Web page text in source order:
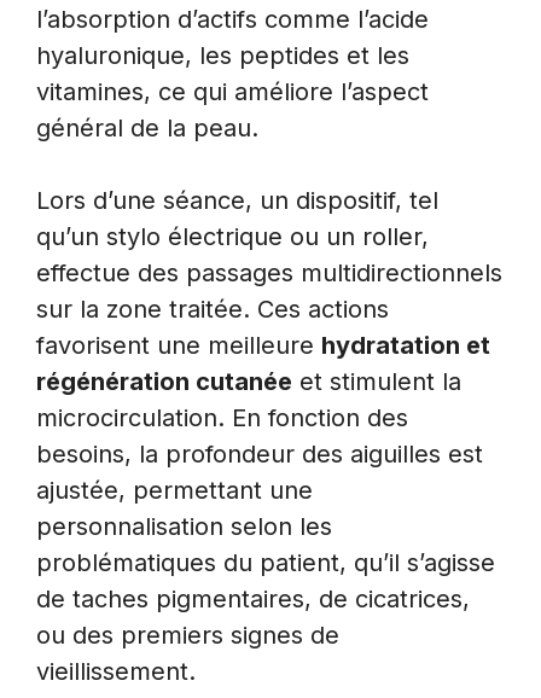
l’absorption d’actifs comme l’acide
hyaluronique, les peptides et les
vitamines, ce qui améliore l’aspect
général de la peau.
Lors d’une séance, un dispositif, tel
qu’un stylo électrique ou un roller,
effectue des passages multidirectionnels
sur la zone traitée. Ces actions
favorisent une meilleure hydratation et
régénération cutanée et stimulent la
microcirculation. En fonction des
besoins, la profondeur des aiguilles est
ajustée, permettant une
personnalisation selon les
problématiques du patient, qu’il s’agisse
de taches pigmentaires, de cicatrices,
ou des premiers signes de
vieillissement.